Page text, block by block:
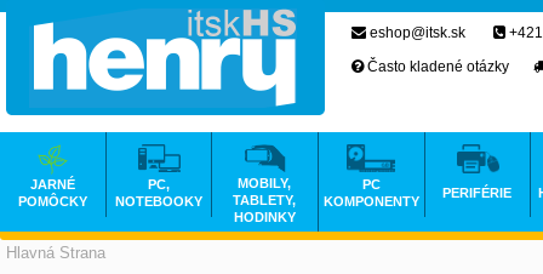
Hlavná Strana
eshop@itsk.sk
Často kladené otázky
JARNÉ
POMÔCKY
PC,
NOTEBOOKY
MOBILY,
TABLETY,
HODINKY
PC
KOMPONENTY
PERIFÉRIE